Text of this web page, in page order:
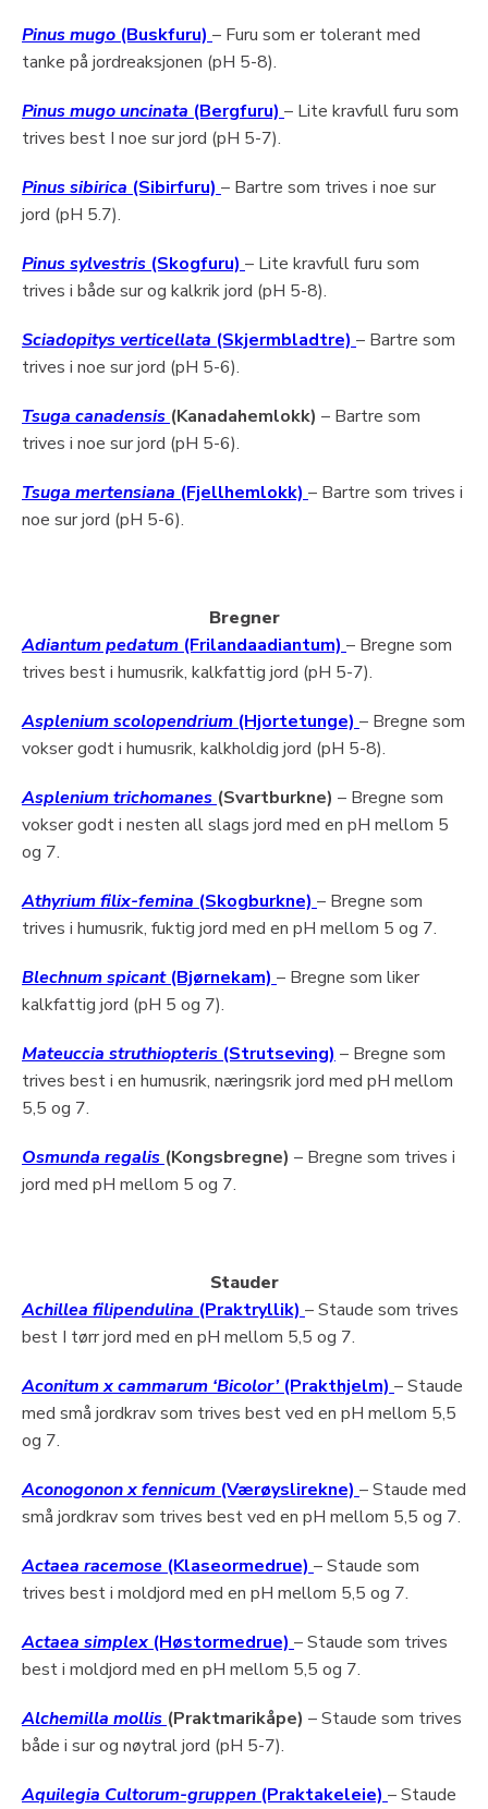
Pinus mugo (Buskfuru) – Furu som er tolerant med
tanke på jordreaksjonen (pH 5-8).
Pinus mugo uncinata (Bergfuru) – Lite kravfull furu som
trives best I noe sur jord (pH 5-7).
Pinus sibirica (Sibirfuru) – Bartre som trives i noe sur
jord (pH 5.7).
Pinus sylvestris (Skogfuru) – Lite kravfull furu som
trives i både sur og kalkrik jord (pH 5-8).
Sciadopitys verticellata (Skjermbladtre) – Bartre som
trives i noe sur jord (pH 5-6).
Tsuga canadensis (Kanadahemlokk) – Bartre som
trives i noe sur jord (pH 5-6).
Tsuga mertensiana (Fjellhemlokk) – Bartre som trives i
noe sur jord (pH 5-6).
Bregner
Adiantum pedatum (Frilandaadiantum) – Bregne som
trives best i humusrik, kalkfattig jord (pH 5-7).
Asplenium scolopendrium (Hjortetunge) – Bregne som
vokser godt i humusrik, kalkholdig jord (pH 5-8).
Asplenium trichomanes (Svartburkne) – Bregne som
vokser godt i nesten all slags jord med en pH mellom 5
og 7.
Athyrium filix-femina (Skogburkne) – Bregne som
trives i humusrik, fuktig jord med en pH mellom 5 og 7.
Blechnum spicant (Bjørnekam) – Bregne som liker
kalkfattig jord (pH 5 og 7).
Mateuccia struthiopteris (Strutseving) – Bregne som
trives best i en humusrik, næringsrik jord med pH mellom
5,5 og 7.
Osmunda regalis (Kongsbregne) – Bregne som trives i
jord med pH mellom 5 og 7.
Stauder
Achillea filipendulina (Praktryllik) – Staude som trives
best I tørr jord med en pH mellom 5,5 og 7.
Aconitum x cammarum ‘Bicolor’ (Prakthjelm) – Staude
med små jordkrav som trives best ved en pH mellom 5,5
og 7.
Aconogonon x fennicum (Værøyslirekne) – Staude med
små jordkrav som trives best ved en pH mellom 5,5 og 7.
Actaea racemose (Klaseormedrue) – Staude som
trives best i moldjord med en pH mellom 5,5 og 7.
Actaea simplex (Høstormedrue) – Staude som trives
best i moldjord med en pH mellom 5,5 og 7.
Alchemilla mollis (Praktmarikåpe) – Staude som trives
både i sur og nøytral jord (pH 5-7).
Aquilegia Cultorum-gruppen (Praktakeleie) – Staude